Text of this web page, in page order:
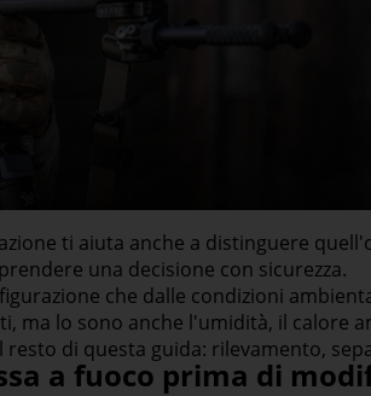
ti aiuta anche a distinguere
una decisione con sicurezza.
che dalle condizioni
ma lo sono anche l'umidità, il calore
di questa guida: rilevamento,
a fuoco prima di